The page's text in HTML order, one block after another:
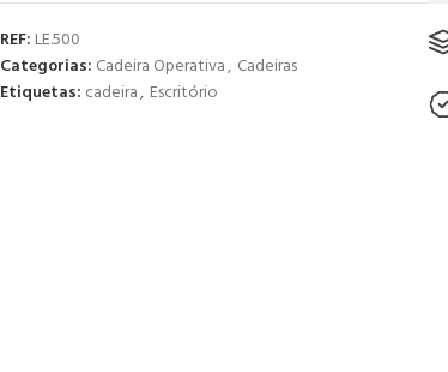
REF: LE.500
Categorias: Cadeira Operativa, Cadeiras
Etiquetas: cadeira, Escritório